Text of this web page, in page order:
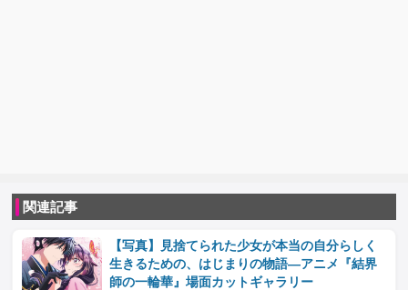
関連記事
【写真】見捨てられた少女が本当の自分らしく
生きるための、はじまりの物語―アニメ『結界
師の一輪華』場面カットギャラリー